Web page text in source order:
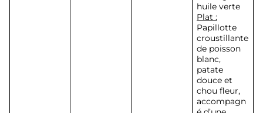
huile verte
Plat :
Papillotte
croustillante
de poisson
blanc,
patate
douce et
chou fleur,
accompagn